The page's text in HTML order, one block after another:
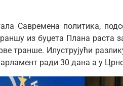
Савремена политика,
из буџета Плана раста
транше. Илуструјући
ради 30 дана а у